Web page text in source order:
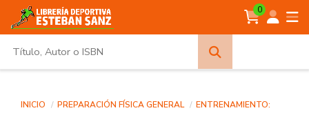
0
INICIO PREPARACIÓN FÍSICA GENERAL
ENTRENAMIENTO: